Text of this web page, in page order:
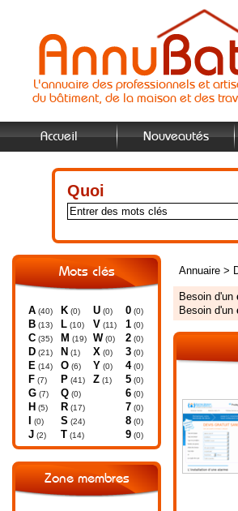
L'annuaire des professionnels et
du bâtiment, de la maison et des
Accueil Nouveautés
Quoi
Mots clés
A (40)
B (13)
C (35)
D (21)
E (14)
F (7)
G (7)
H (5)
(0)
J (2)
K (0)
L (10)
M (19)
N (1)
O (6)
P (41)
Q (0)
R (17)
S (24)
T (14)
U (0)
V (11)
W (0)
X (0)
Y (0)
Z (1)
0 (0)
1 (0)
2 (0)
3 (0)
4(0)
5 (0)
6 (0)
7 (0)
8 (0)
9 (0)
Zone membres
Annuaire >
Besoin d'un
Besoin d'un